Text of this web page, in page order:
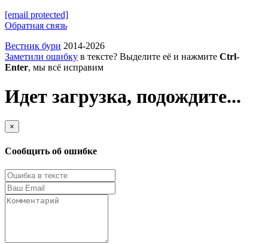
[email protected]
Обратная связь
Вестник бури 2014-2026
Заметили ошибку в тексте? Выделите её и нажмите Ctrl-
Enter, мы всё исправим
Идет загрузка, подождите...
×
Сообщить об ошибке